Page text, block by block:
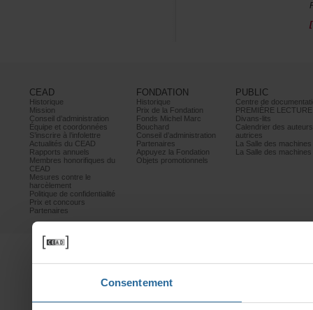
Consentement
CEAD
Historique
Mission
Conseild’administration
Équipeetcoordonnées
S’inscrireàl’infolettre
ActualitésduCEAD
Rapportsannuels
Membreshonorifiquesdu
CEAD
Mesurescontrele
harcèlement
Politiquedeconfidentialité
Prixetconcours
Partenaires
FONDATION
Historique
PrixdelaFondation
FondsMichelMarc
Bouchard
Conseild’administration
Partenaires
AppuyezlaFondation
Objetspromotionnels
PUBLIC
PREMIÈRELECTURE
Divans-lits
autrices